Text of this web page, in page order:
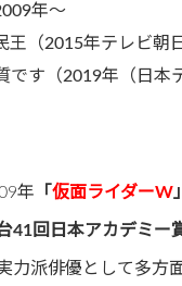
年～
（2015年テレビ朝
です（2019年（日本
年 「 仮面ライダーW
41回日本アカデミー
力派俳優として多方